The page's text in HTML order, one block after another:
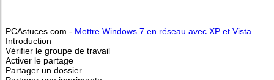
PCAstuces.com - Mettre Windows 7 en réseau avec XP et Vista
Introduction
Vérifier le groupe de travail
Activer le partage
Partager un dossier